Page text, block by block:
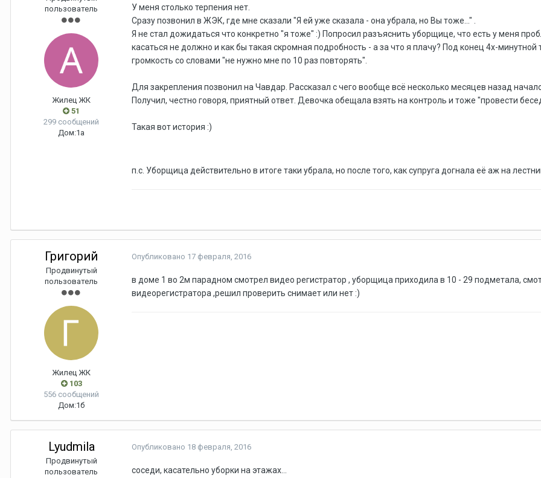
пользователь
Жилец ЖК
51
299 сообщений
Дом:1а
У меня столько терпения нет.
Сразу позвонил в ЖЭК, где мне сказали "Я ей уже сказала - она убрала, но Вы тоже..." .
Я не стал дожидаться что конкретно "я тоже" :) Попросил разъяснить уборщице, что есть у меня
касаться не должно и как бы такая скромная подробность - а за что я плачу? Под конец 4х-
громкость со словами "не нужно мне по 10 раз повторять".
Для закрепления позвонил на Чавдар. Рассказал с чего вообще всё несколько месяцев назад
Получил, честно говоря, приятный ответ. Девочка обещала взять на контроль и тоже "провести
Такая вот история :)
п.с. Уборщица действительно в итоге таки убрала, но после того, как супруга догнала её аж на
Григорий
Продвинутый
пользователь
Жилец ЖК
103
556 сообщений
Дом:1б
Опубликовано 17 февраля, 2016
в доме 1 во 2м парадном смотрел видео регистратор , уборщица приходила в 10 - 29 подметала,
видеорегистратора ,решил проверить снимает или нет :)
Lyudmila
Продвинутый
пользователь
Опубликовано 18 февраля, 2016
соседи, касательно уборки на этажах...